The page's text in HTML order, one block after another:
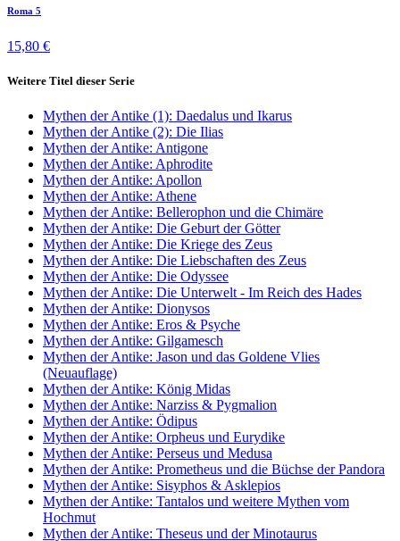
Roma 5
15,80 €
Weitere Titel dieser Serie
Mythen der Antike (1): Daedalus und Ikarus
Mythen der Antike (2): Die Ilias
Mythen der Antike: Antigone
Mythen der Antike: Aphrodite
Mythen der Antike: Apollon
Mythen der Antike: Athene
Mythen der Antike: Bellerophon und die Chimäre
Mythen der Antike: Die Geburt der Götter
Mythen der Antike: Die Kriege des Zeus
Mythen der Antike: Die Liebschaften des Zeus
Mythen der Antike: Die Odyssee
Mythen der Antike: Die Unterwelt - Im Reich des Hades
Mythen der Antike: Dionysos
Mythen der Antike: Eros & Psyche
Mythen der Antike: Gilgamesch
Mythen der Antike: Jason und das Goldene Vlies
(Neuauflage)
Mythen der Antike: König Midas
Mythen der Antike: Narziss & Pygmalion
Mythen der Antike: Ödipus
Mythen der Antike: Orpheus und Eurydike
Mythen der Antike: Perseus und Medusa
Mythen der Antike: Prometheus und die Büchse der Pandora
Mythen der Antike: Sisyphos & Asklepios
Mythen der Antike: Tantalos und weitere Mythen vom
Hochmut
Mythen der Antike: Theseus und der Minotaurus